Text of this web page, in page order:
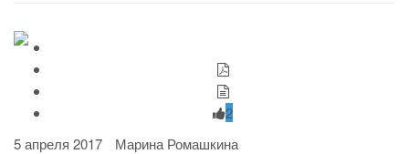
2
5 апреля 2017
Марина Ромашкина